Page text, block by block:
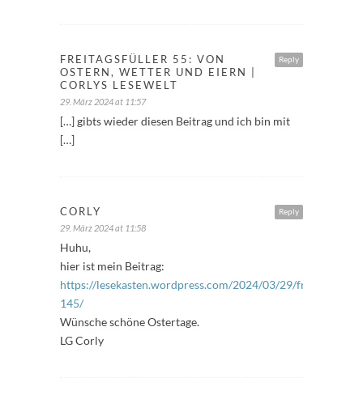
Reply
FREITAGSFÜLLER 55: VON
OSTERN, WETTER UND EIERN |
CORLYS LESEWELT
29. März 2024 at 11:57
[…] gibts wieder diesen Beitrag und ich bin mit
[…]
Reply
CORLY
29. März 2024 at 11:58
Huhu,
hier ist mein Beitrag:
https://lesekasten.wordpress.com/2024/03/29/
145/
Wünsche schöne Ostertage.
LG Corly